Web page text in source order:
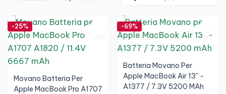
e stato fisico prima della spedizione, includegaranziae
viene spedita in24 ore
. Identifica il codice Axxxx nella parte
inferiore del tuo MacBook o consulta "Informazioni su
questo Mac" per scegliere il modello corretto.
-25%
Movano Batteria Per
Apple MacBook Pro A1707
-69%
Batteria Movano Per
Apple MacBook Air 13" -
A1377 / 7.3V 5200 MAh